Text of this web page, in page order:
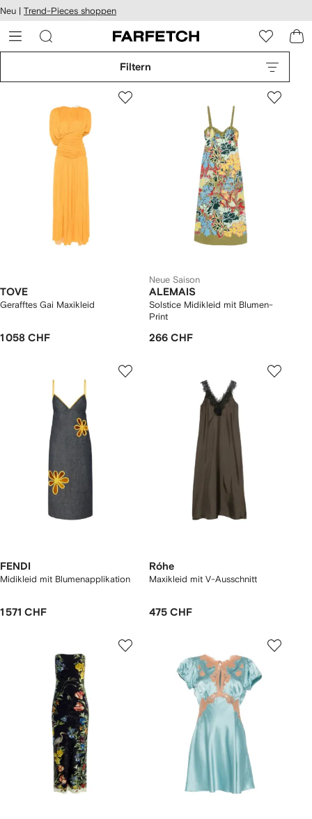
zum
Neu | Trend-Pieces shoppen
Filtern
TOVE
Gerafftes Gai Maxikleid
1 058 CHF
Neue Saison
ALEMAIS
Solstice Midikleid mit Blumen-
Print
266 CHF
FENDI
Midikleid mit Blumenapplikation
1 571 CHF
Róhe
Maxikleid mit V-Ausschnitt
475 CHF